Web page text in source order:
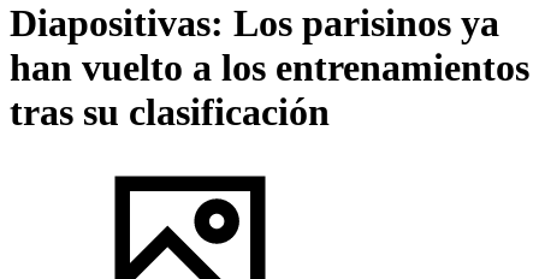
Diapositivas: Los parisinos ya
han vuelto a los entrenamientos
tras su clasificación